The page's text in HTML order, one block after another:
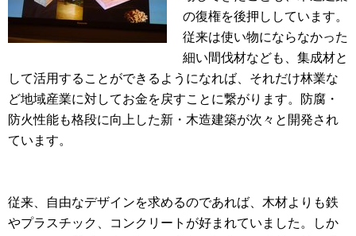
の復権を後押ししています。
従来は使い物にならなかった
細い間伐材なども、集成材と
して活用することができるようになれば、それだけ林業な
ど地域産業に対してお金を戻すことに繋がります。防腐・
防火性能も格段に向上した新・木造建築が次々と開発され
ています。
従来、自由なデザインを求めるのであれば、木材よりも鉄
やプラスチック、コンクリートが好まれていました。しか